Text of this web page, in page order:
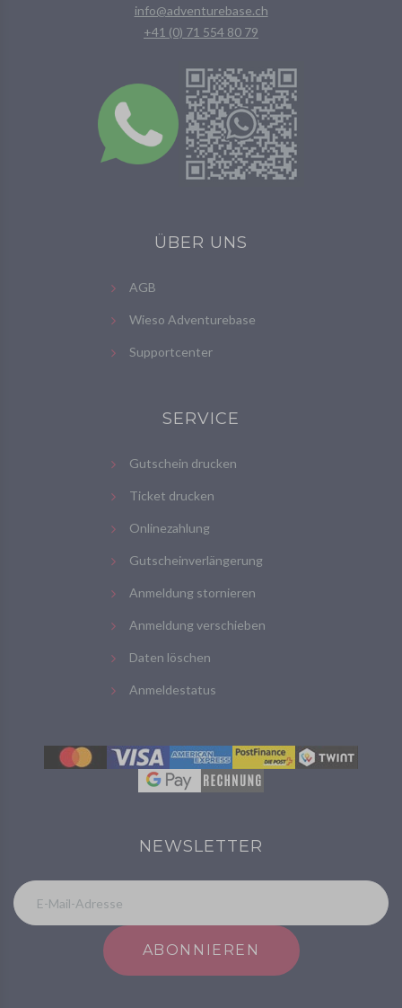
info@adventurebase.ch
+41 (0) 71 554 80 79
ÜBER UNS
AGB
Wieso Adventurebase
Supportcenter
SERVICE
Gutschein drucken
Ticket drucken
Onlinezahlung
Gutscheinverlängerung
Anmeldung stornieren
Anmeldung verschieben
Daten löschen
Anmeldestatus
NEWSLETTER
ABONNIEREN